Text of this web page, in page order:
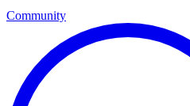
Community